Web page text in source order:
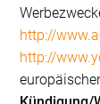
http://
http://